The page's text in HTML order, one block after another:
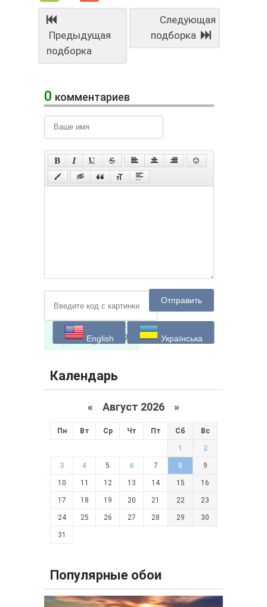
Предыдущая
подборка
Следующая
подборка
0 комментариев
Отправить
English Українська
Календарь
« Август 2026 »
Пн Вт Ср Чт Пт Сб Вс
1 2
3 4 5 6 7 8 9
10 11 12 13 14 15 16
17 18 19 20 21 22 23
24 25 26 27 28 29 30
31
Популярные обои